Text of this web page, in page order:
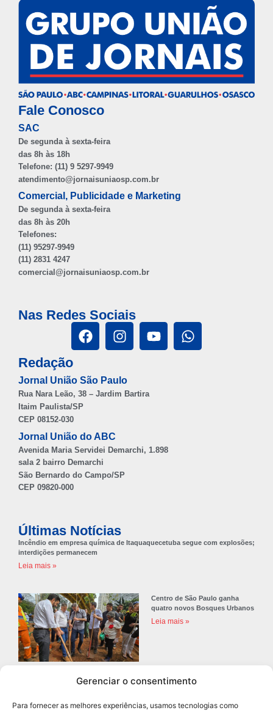
Gerenciar o consentimento
Para fornecer as melhores experiências, usamos tecnologias como
Fale Conosco
SAC
De segunda à sexta-feira
das 8h às 18h
Telefone: (11) 9 5297-9949
atendimento@jornaisuniaosp.com.br
Comercial, Publicidade e Marketing
De segunda à sexta-feira
das 8h às 20h
Telefones:
(11) 95297-9949
(11) 2831 4247
comercial@jornaisuniaosp.com.br
Nas Redes Sociais
Redação
Jornal União São Paulo
Rua Nara Leão, 38 – Jardim Bartira
Itaim Paulista/SP
CEP 08152-030
Jornal União do ABC
Avenida Maria Servidei Demarchi, 1.898
sala 2 bairro Demarchi
São Bernardo do Campo/SP
CEP 09820-000
Últimas Notícias
Incêndio em empresa química de Itaquaquecetuba segue com explosões;
interdições permanecem
Leia mais »
Centro de São Paulo ganha
quatro novos Bosques Urbanos
Leia mais »
para professores